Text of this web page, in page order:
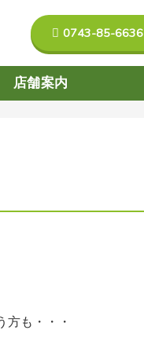
0743-85-6636
店舗案内
も・・・